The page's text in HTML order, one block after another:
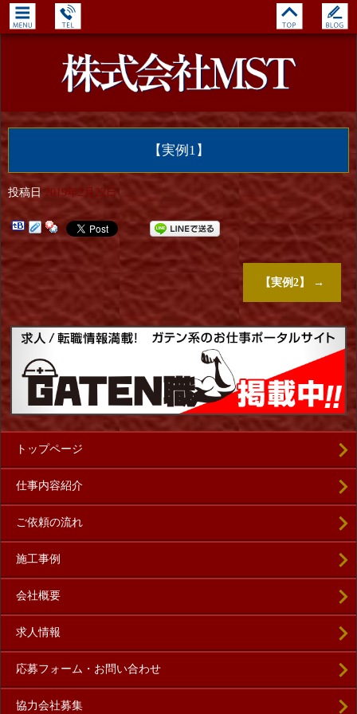
【実例1】
投稿日 2019年2月22日
【実例2】 →
トップページ
仕事内容紹介
ご依頼の流れ
施工事例
会社概要
求人情報
応募フォーム・お問い合わせ
協力会社募集